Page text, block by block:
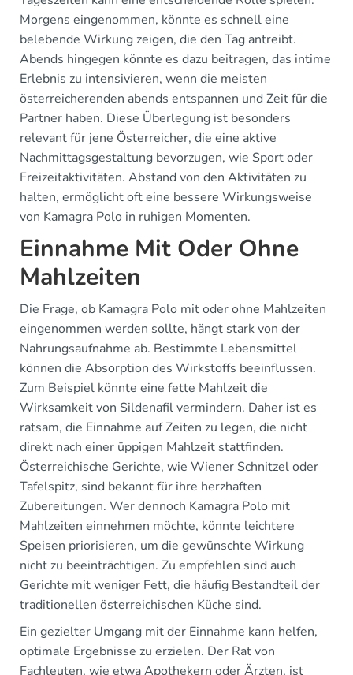
Morgens eingenommen, könnte es schnell eine
belebende Wirkung zeigen, die den Tag antreibt.
Abends hingegen könnte es dazu beitragen, das intime
Erlebnis zu intensivieren, wenn die meisten
österreicherenden abends entspannen und Zeit für die
Partner haben. Diese Überlegung ist besonders
relevant für jene Österreicher, die eine aktive
Nachmittagsgestaltung bevorzugen, wie Sport oder
Freizeitaktivitäten. Abstand von den Aktivitäten zu
halten, ermöglicht oft eine bessere Wirkungsweise
von Kamagra Polo in ruhigen Momenten.
Einnahme Mit Oder Ohne
Mahlzeiten
Die Frage, ob Kamagra Polo mit oder ohne Mahlzeiten
eingenommen werden sollte, hängt stark von der
Nahrungsaufnahme ab. Bestimmte Lebensmittel
können die Absorption des Wirkstoffs beeinflussen.
Zum Beispiel könnte eine fette Mahlzeit die
Wirksamkeit von Sildenafil vermindern. Daher ist es
ratsam, die Einnahme auf Zeiten zu legen, die nicht
direkt nach einer üppigen Mahlzeit stattfinden.
Österreichische Gerichte, wie Wiener Schnitzel oder
Tafelspitz, sind bekannt für ihre herzhaften
Zubereitungen. Wer dennoch Kamagra Polo mit
Mahlzeiten einnehmen möchte, könnte leichtere
Speisen priorisieren, um die gewünschte Wirkung
nicht zu beeinträchtigen. Zu empfehlen sind auch
Gerichte mit weniger Fett, die häufig Bestandteil der
traditionellen österreichischen Küche sind.
Ein gezielter Umgang mit der Einnahme kann helfen,
optimale Ergebnisse zu erzielen. Der Rat von
Fachleuten, wie etwa Apothekern oder Ärzten, ist